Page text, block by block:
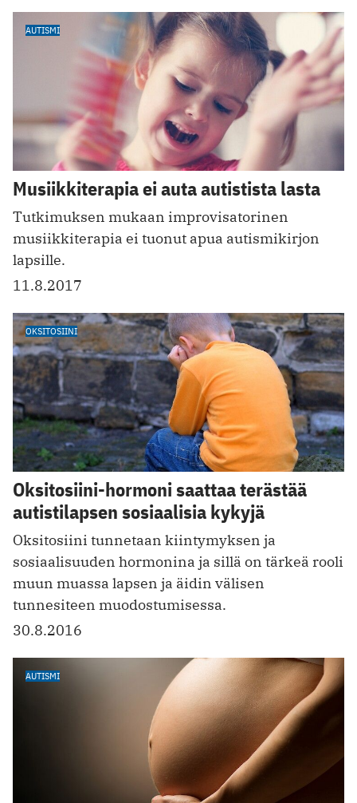
AUTISMI
Musiikkiterapia ei auta autistista lasta
Tutkimuksen mukaan improvisatorinen
musiikkiterapia ei tuonut apua autismikirjon
lapsille.
11.8.2017
OKSITOSIINI
Oksitosiini-hormoni saattaa terästää
autistilapsen sosiaalisia kykyjä
Oksitosiini tunnetaan kiintymyksen ja
sosiaalisuuden hormonina ja sillä on tärkeä rooli
muun muassa lapsen ja äidin välisen
tunnesiteen muodostumisessa.
30.8.2016
AUTISMI